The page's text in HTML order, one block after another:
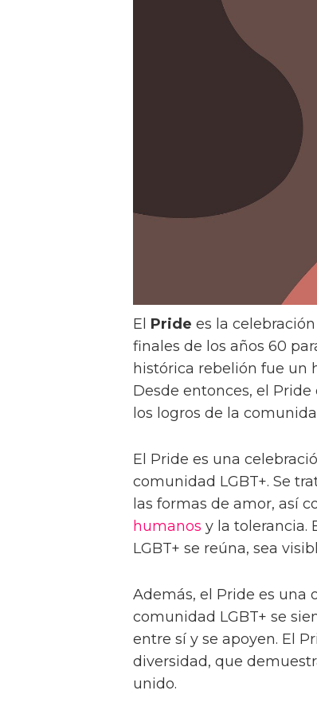
El Pride es la
finales de los años 60
histórica rebelión fue un
Desde entonces, el
los logros de la
El Pride es una
comunidad LGBT+. Se
las formas de amor, así
humanos y la tolerancia.
LGBT+ se reúna, sea
Además, el Pride es una
comunidad LGBT+ se
entre sí y se apoyen. El
diversidad, que
unido.